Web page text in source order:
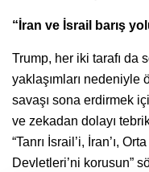
“İran ve İsrail barış
Trump, her iki tarafı da
yaklaşımları nedeniyle
savaşı sona erdirmek
ve zekadan dolayı
“Tanrı İsrail’i, İran’ı,
Devletleri’ni korusun”